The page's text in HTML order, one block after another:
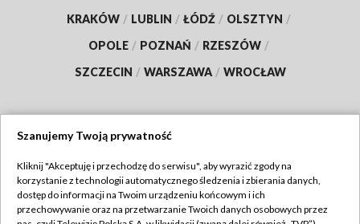
KRAKÓW / LUBLIN / ŁÓDŹ / OLSZTYN /
OPOLE / POZNAŃ / RZESZÓW /
SZCZECIN / WARSZAWA / WROCŁAW
TVP
Abonament TVP
Regulamin TVP
Szanujemy Twoją prywatność
Kliknij "Akceptuję i przechodzę do serwisu", aby wyrazić zgody na
korzystanie z technologii automatycznego śledzenia i zbierania danych,
dostęp do informacji na Twoim urządzeniu końcowym i ich
przechowywanie oraz na przetwarzanie Twoich danych osobowych przez